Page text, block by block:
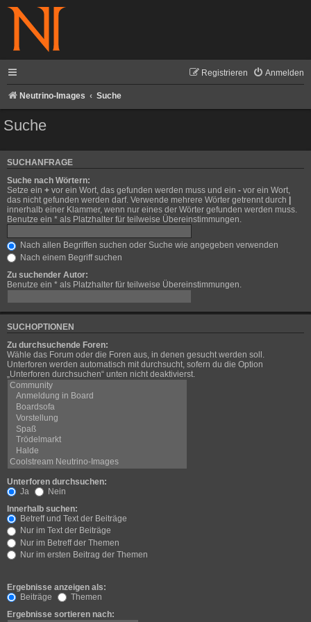
Anmelden
Registrieren
Neutrino-Images Suche
Suche
SUCHANFRAGE
Suche nach Wörtern:
Setze ein + vor ein Wort, das gefunden werden muss und ein - vor ein Wort,
das nicht gefunden werden darf. Verwende mehrere Wörter getrennt durch
innerhalb einer Klammer, wenn nur eines der Wörter gefunden werden muss.
Benutze ein * als Platzhalter für teilweise Übereinstimmungen.
Nach allen Begriffen suchen oder Suche wie angegeben verwenden
Nach einem Begriff suchen
Zu suchender Autor:
Benutze ein * als Platzhalter für teilweise Übereinstimmungen.
SUCHOPTIONEN
Zu durchsuchende Foren:
Wähle das Forum oder die Foren aus, in denen gesucht werden soll.
Unterforen werden automatisch mit durchsucht, sofern du die Option
„Unterforen durchsuchen“ unten nicht deaktivierst.
Unterforen durchsuchen:
Ja
Nein
Innerhalb suchen:
Betreff und Text der Beiträge
Nur im Text der Beiträge
Nur im Betreff der Themen
Nur im ersten Beitrag der Themen
Ergebnisse anzeigen als:
Beiträge
Themen
Ergebnisse sortieren nach: